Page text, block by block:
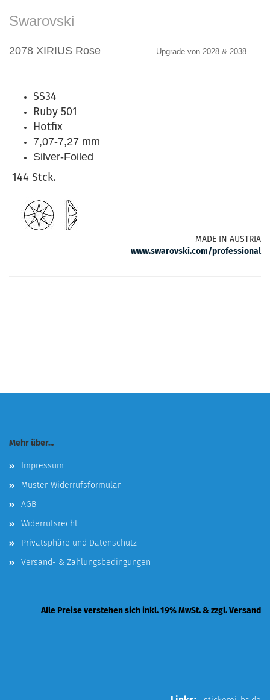
Swarovski
2078 XIRIUS Rose Upgrade von 2028 & 2038
SS34
Ruby 501
Hotfix
7,07-7,27 mm
Silver-Foiled
144 Stck.
MADE IN AUSTRIA
www.swarovski.com/professional
Mehr über...
Impressum
Muster-Widerrufsformular
AGB
Widerrufsrecht
Privatsphäre und Datenschutz
Versand- & Zahlungsbedingungen
Alle Preise verstehen sich inkl. 19% MwSt. & zzgl. Versand